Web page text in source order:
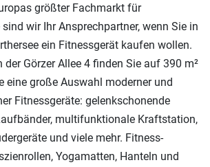
größter Fachmarkt für
wir Ihr Ansprechpartner, wenn Sie in
ein Fitnessgerät kaufen wollen.
der Görzer Allee 4 finden Sie auf 390 m²
eine große Auswahl moderner und
Fitnessgeräte: gelenkschonende
multifunktionale Kraftstation,
und viele mehr. Fitness-
Yogamatten, Hanteln und